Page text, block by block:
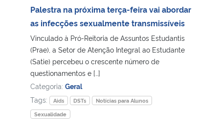
Palestra na próxima terça-feira vai abordar
as infecções sexualmente transmissíveis
Vinculado à Pró-Reitoria de Assuntos Estudantis
(Prae), a Setor de Atenção Integral ao Estudante
(Satie) percebeu o crescente número de
questionamentos e […]
Categoria: Geral
Tags:
Aids DSTs
Notícias para Alunos
Sexualidade